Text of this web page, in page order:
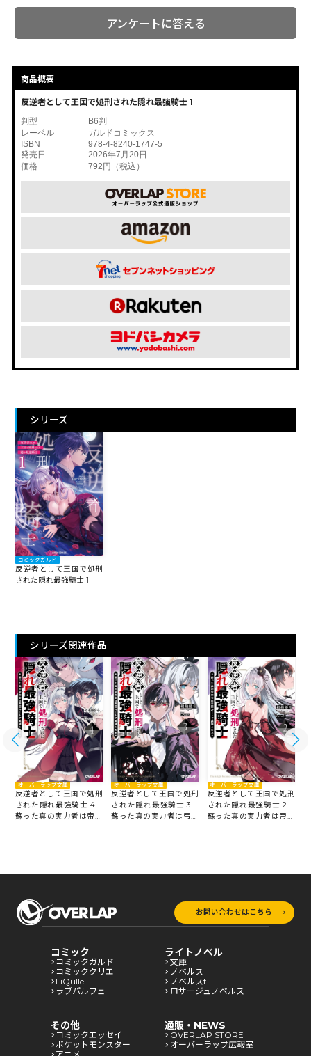
アンケートに答える
商品概要
反逆者として王国で処刑された隠れ最強騎士 1
判型
B6判
レーベル
ガルドコミックス
ISBN
978-4-8240-1747-5
発売日
2026年7月20日
価格
792円（税込）
シリーズ
コミックガルド
反逆者として王国で処刑
された隠れ最強騎士 1
シリーズ関連作品
オーバーラップ文庫
反逆者として王国で処刑
された隠れ最強騎士 4
蘇った真の実力者は帝国
オーバーラップ文庫
反逆者として王国で処刑
された隠れ最強騎士 3
蘇った真の実力者は帝国
オーバーラップ文庫
反逆者として王国で処刑
された隠れ最強騎士 2
蘇った真の実力者は帝国
お問い合わせはこちら
コミック
コミックガルド
コミッククリエ
LiQulle
ラブパルフェ
ライトノベル
文庫
ノベルス
ノベルスf
ロサージュノベルス
その他
コミックエッセイ
ポケットモンスター
通販・NEWS
OVERLAP STORE
オーバーラップ広報室